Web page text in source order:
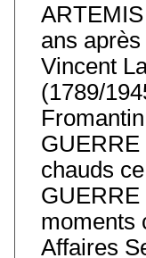
ans
Vincent
(1789/
GUERRE
chauds
GUERRE
moments
Affaires